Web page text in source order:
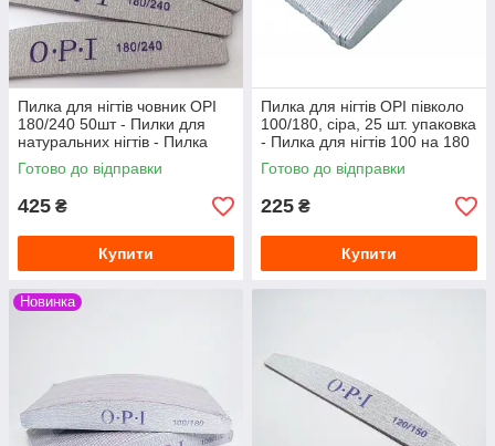
Пилка для нігтів човник OPI
180/240 50шт - Пилки для
натуральних нігтів - Пилка
180 240
Готово до відправки
425 ₴
Купити
Пилка для нігтів OPI півколо
100/180, сіра, 25 шт. упаковка
- Пилка для нігтів 100 на 180
- Пилка 100/180
Готово до відправки
225 ₴
Купити
Новинка